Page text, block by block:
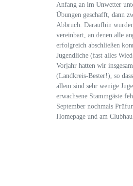
Anfang an im Unwetter
Übungen geschafft, dann
Abbruch. Daraufhin
vereinbart, an denen alle
erfolgreich abschließen
Jugendliche (fast alles
Vorjahr hatten wir
(Landkreis-Bester!), so
allem sind sehr wenige
erwachsene Stammgäste
September nochmals
Homepage und am